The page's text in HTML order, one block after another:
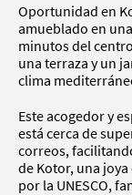
Oportunidad en
amueblado en
minutos del
una terraza y un
clima
Este acogedor y
está cerca de
correos,
de Kotor, una
por la UNESCO,